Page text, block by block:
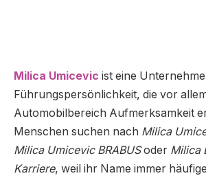
Milica Umicevic ist eine
Führungspersönlichkeit, die vor
Automobilbereich Aufmerksamkeit
Menschen suchen nach Milica
Milica Umicevic BRABUSoder Milica
Karriere, weil ihr Name immer